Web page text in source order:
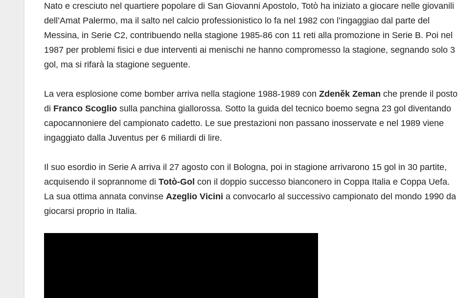
Nato e cresciuto nel quartiere popolare di San Giovanni Apostolo, Totò ha iniziato a giocare nelle giovanili
dell’Amat Palermo, ma il salto nel calcio professionistico lo fa nel 1982 con l’ingaggiao dal parte del
Messina, in Serie C2, contribuendo nella stagione 1985-86 con 11 reti alla promozione in Serie B. Poi nel
1987 per problemi fisici e due interventi ai menischi ne hanno compromesso la stagione, segnando solo 3
gol, ma si rifarà la stagione seguente.
La vera esplosione come bomber arriva nella stagione 1988-1989 con Zdeněk Zeman che prende il posto
di Franco Scoglio sulla panchina giallorossa. Sotto la guida del tecnico boemo segna 23 gol diventando
capocannoniere del campionato cadetto. Le sue prestazioni non passano inosservate e nel 1989 viene
ingaggiato dalla Juventus per 6 miliardi di lire.
Il suo esordio in Serie A arriva il 27 agosto con il Bologna, poi in stagione arrivarono 15 gol in 30 partite,
acquisendo il soprannome di Totò-Gol con il doppio successo bianconero in Coppa Italia e Coppa Uefa.
La sua ottima annata convinse Azeglio Vicini a convocarlo al successivo campionato del mondo 1990 da
giocarsi proprio in Italia.